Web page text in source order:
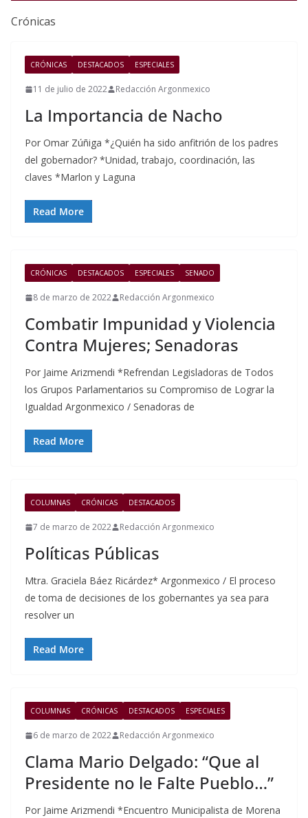
Crónicas
CRÓNICAS DESTACADOS ESPECIALES
11 de julio de 2022 Redacción Argonmexico
La Importancia de Nacho
Por Omar Zúñiga *¿Quién ha sido anfitrión de los padres
del gobernador? *Unidad, trabajo, coordinación, las
claves *Marlon y Laguna
Read More
CRÓNICAS DESTACADOS ESPECIALES SENADO
8 de marzo de 2022 Redacción Argonmexico
Combatir Impunidad y Violencia
Contra Mujeres; Senadoras
Por Jaime Arizmendi *Refrendan Legisladoras de Todos
los Grupos Parlamentarios su Compromiso de Lograr la
Igualdad Argonmexico / Senadoras de
Read More
COLUMNAS CRÓNICAS DESTACADOS
7 de marzo de 2022 Redacción Argonmexico
Políticas Públicas
Mtra. Graciela Báez Ricárdez* Argonmexico / El proceso
de toma de decisiones de los gobernantes ya sea para
resolver un
Read More
COLUMNAS CRÓNICAS DESTACADOS ESPECIALES
6 de marzo de 2022 Redacción Argonmexico
Clama Mario Delgado: “Que al
Presidente no le Falte Pueblo…”
Por Jaime Arizmendi *Encuentro Municipalista de Morena